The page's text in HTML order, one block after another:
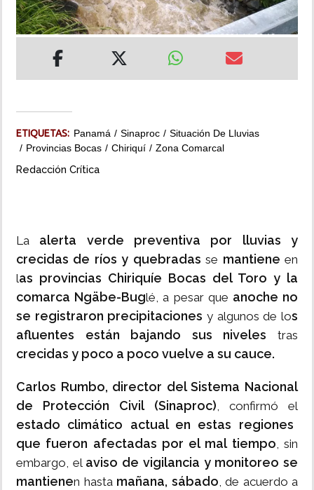
IMPRESO
ETIQUETAS: Panamá Sinaproc
Situación De Lluvias
Provincias Bocas
Chiriquí Zona Comarcal
Redacción Crítica
La alerta verde preventiva por lluvias y
crecidas de ríos y quebradas se mantiene en
las provincias Chiriquíe Bocas del Toro y la
comarca Ngäbe-Buglé, a pesar que anoche no
se registraron precipitaciones y algunos de los
afluentes están bajando sus niveles tras
crecidas y poco a poco vuelve a su cauce.
Carlos Rumbo, director del Sistema Nacional
de Protección Civil (Sinaproc), confirmó el
estado climático actual en estas regiones
que fueron afectadas por el mal tiempo, sin
embargo, el aviso de vigilancia y monitoreo se
mantienen hasta mañana, sábado, de acuerdo a